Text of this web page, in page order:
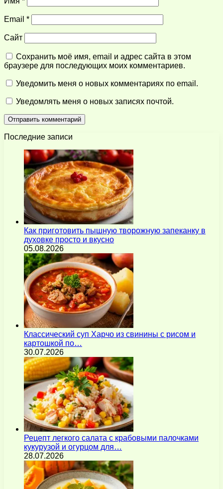
Email *
Сайт
Сохранить моё имя, email и адрес сайта в этом
браузере для последующих моих комментариев.
Уведомить меня о новых комментариях по email.
Уведомлять меня о новых записях почтой.
Последние записи
Как приготовить пышную творожную запеканку в
духовке просто и вкусно
05.08.2026
Классический суп Харчо из свинины с рисом и
картошкой по…
30.07.2026
Рецепт легкого салата с крабовыми палочками
кукурузой и огурцом для…
28.07.2026